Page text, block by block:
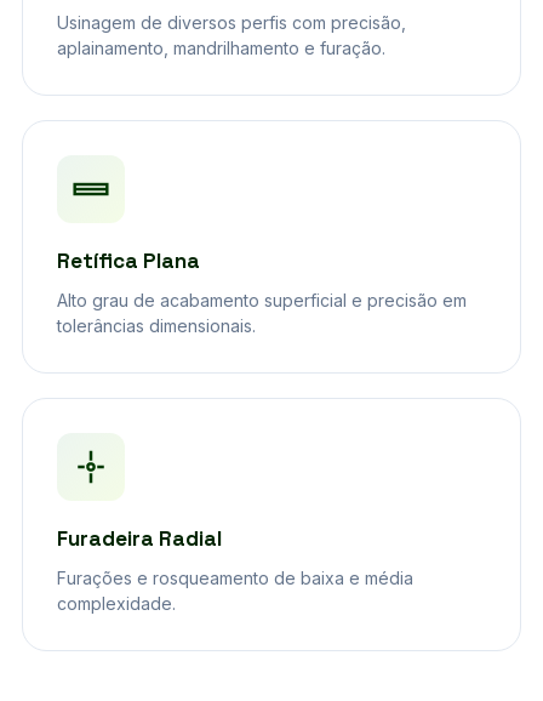
Usinagem de diversos perfis com precisão,
aplainamento, mandrilhamento e furação.
Retífica Plana
Alto grau de acabamento superficial e precisão em
tolerâncias dimensionais.
Furadeira Radial
Furações e rosqueamento de baixa e média
complexidade.